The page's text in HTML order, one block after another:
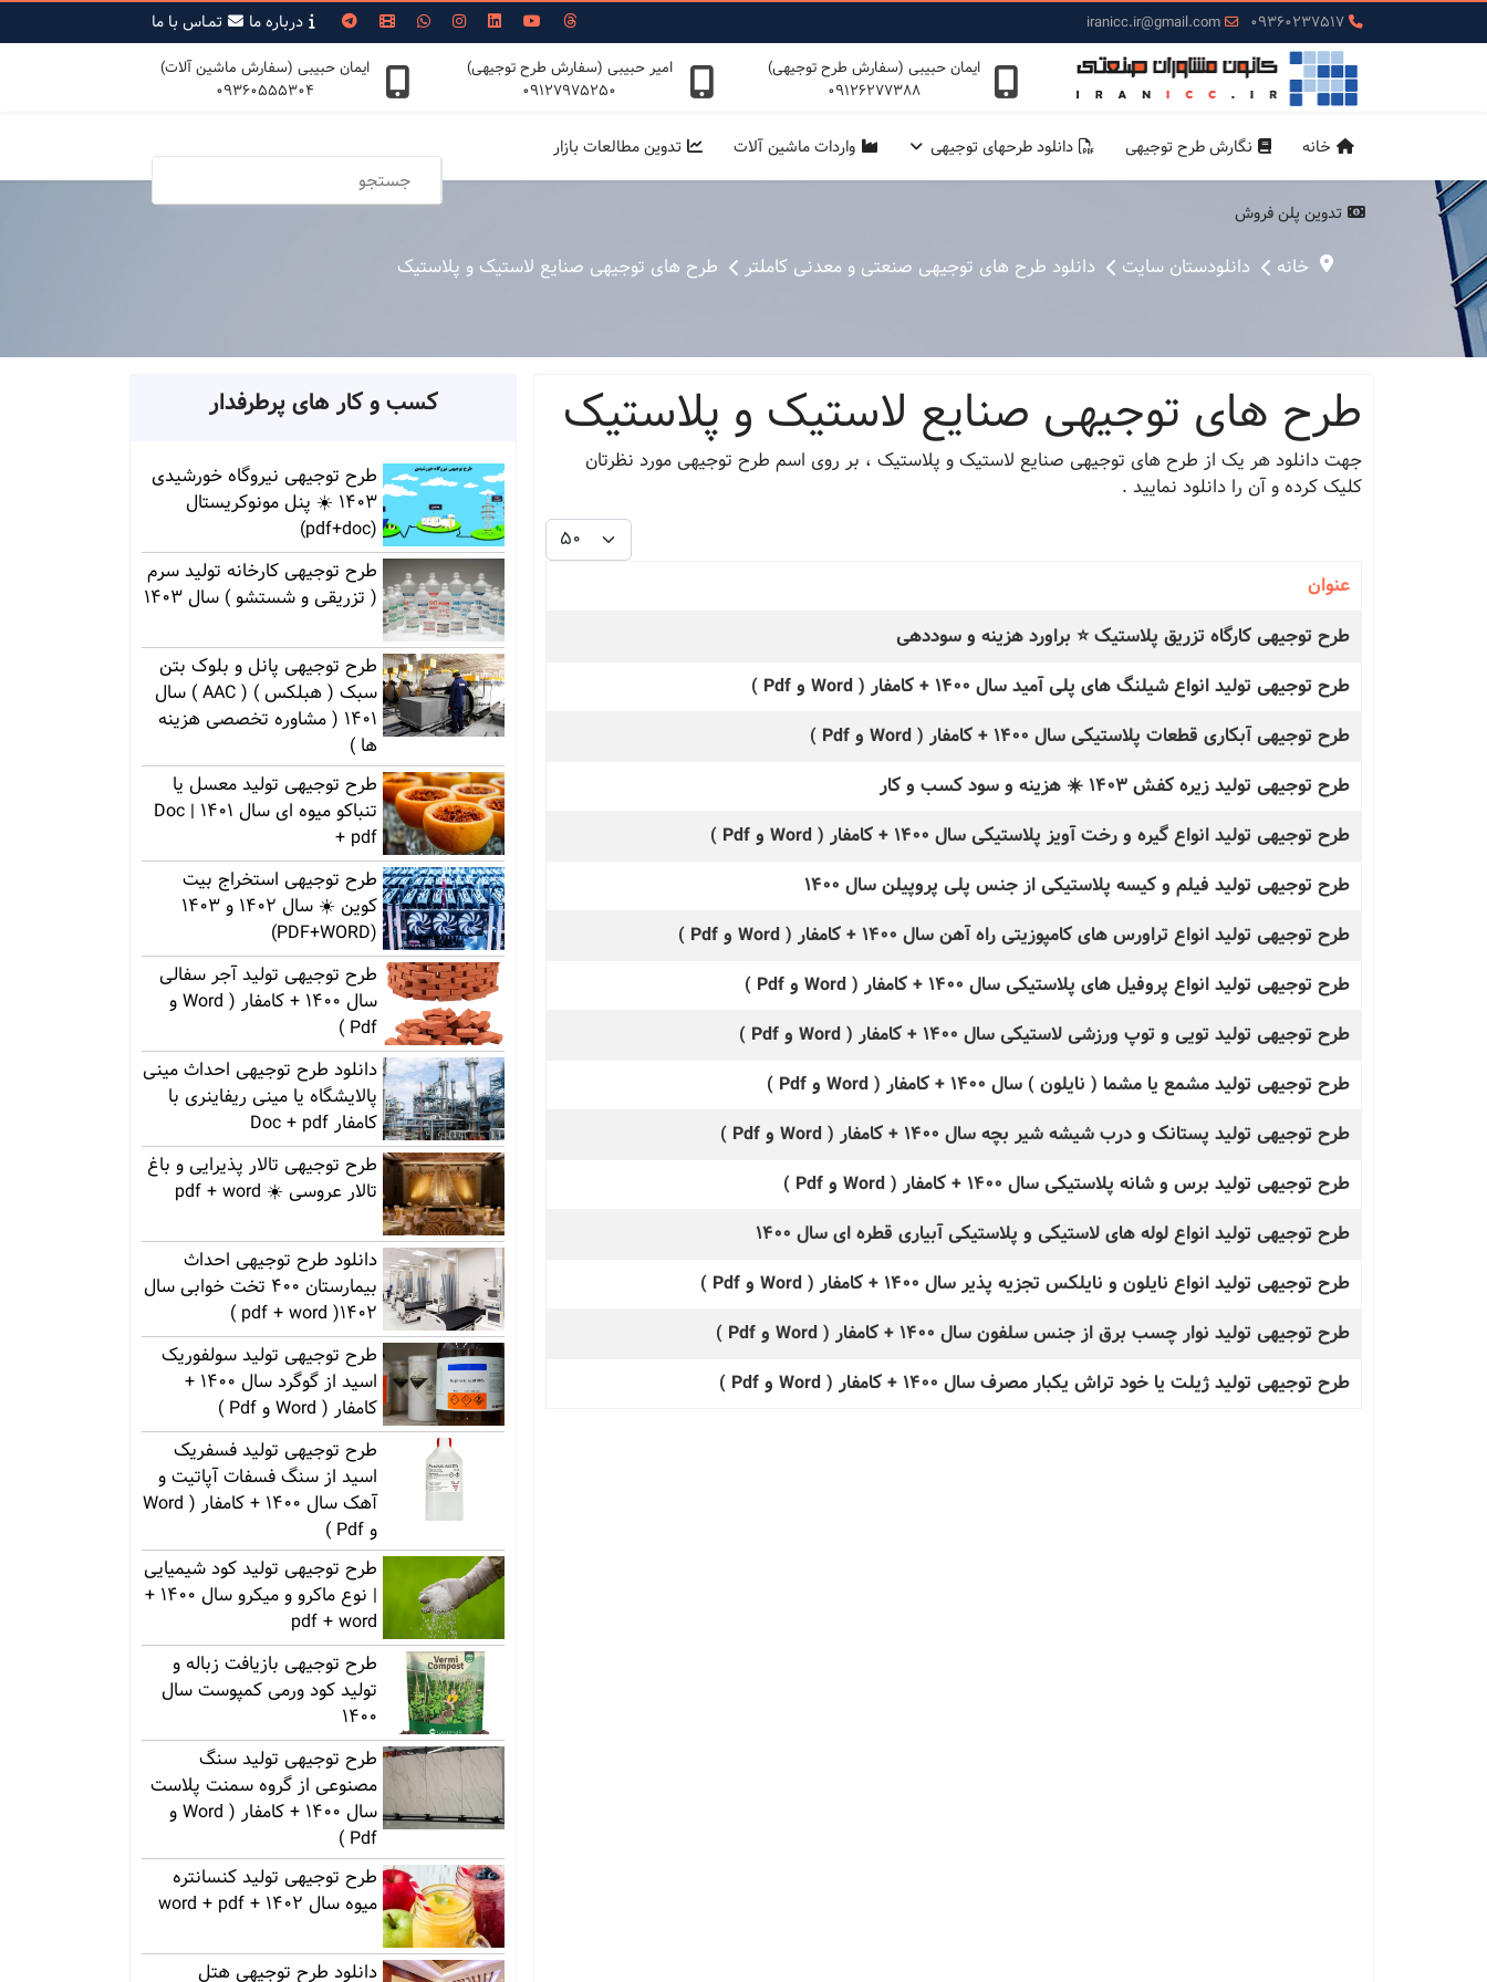
09360237517
iranicc.ir@gmail.com درباره ما تمـاس با ما
ایمان حبیبی (سفارش طرح توجیهی)
09126277388
امیر حبیبی (سفارش طرح توجیهی)
09127975250
ایمان حبیبی (سفارش ماشین آلات)
09360555304
خانه نگارش طرح توجیهی دانلود طرحهای توجیهی واردات ماشین آلات تدوین مطالعات بازار
تدوین پلن فروش
خانه دانلودستان سایت دانلود طرح های توجیهی صنعتی و معدنی کاملتر طرح های توجیهی صنایع لاستیک و پلاستیک
طرح های توجیهی صنایع لاستیک و پلاستیک
جهت دانلود هر یک از طرح های توجیهی صنایع لاستیک و پلاستیک ، بر روی اسم طرح توجیهی مورد نظرتان
کلیک کرده و آن را دانلود نمایید .
نمایش #
مقالات
عنوان
طرح توجیهی کارگاه تزریق پلاستیک ⭐ براورد هزینه و سوددهی
طرح توجیهی تولید انواع شیلنگ های پلی آمید سال 1400 + کامفار ( Word و Pdf )
طرح توجیهی آبکاری قطعات پلاستیکی سال 1400 + کامفار ( Word و Pdf )
طرح توجیهی تولید زیره کفش 1403 ☀️ هزینه و سود کسب و کار
طرح توجیهی تولید انواع گیره و رخت آویز پلاستیکی سال 1400 + کامفار ( Word و Pdf )
طرح توجیهی تولید فیلم و کیسه پلاستیکی از جنس پلی پروپیلن سال 1400
طرح توجیهی تولید انواع تراورس های کامپوزیتی راه آهن سال 1400 + کامفار ( Word و Pdf )
طرح توجیهی تولید انواع پروفیل های پلاستیکی سال 1400 + کامفار ( Word و Pdf )
طرح توجیهی تولید تویی و توپ ورزشی لاستیکی سال 1400 + کامفار ( Word و Pdf )
طرح توجیهی تولید مشمع یا مشما ( نایلون ) سال 1400 + کامفار ( Word و Pdf )
طرح توجیهی تولید پستانک و درب شیشه شیر بچه سال 1400 + کامفار ( Word و Pdf )
طرح توجیهی تولید برس و شانه پلاستیکی سال 1400 + کامفار ( Word و Pdf )
طرح توجیهی تولید انواع لوله های لاستیکی و پلاستیکی آبیاری قطره ای سال 1400
طرح توجیهی تولید انواع نایلون و نایلکس تجزیه پذیر سال 1400 + کامفار ( Word و Pdf )
طرح توجیهی تولید نوار چسب برق از جنس سلفون سال 1400 + کامفار ( Word و Pdf )
طرح توجیهی تولید ژیلت یا خود تراش یکبار مصرف سال 1400 + کامفار ( Word و Pdf )
کسب و کار های پرطرفدار
طرح توجیهی نیروگاه خورشیدی
1403 ☀️ پنل مونوکریستال
(pdf+doc)
طرح توجیهی کارخانه تولید سرم
( تزریقی و شستشو ) سال 1403
طرح توجیهی پانل و بلوک بتن
سبک ( هبلکس ) ( AAC ) سال
1401 ( مشاوره تخصصی هزینه
ها )
طرح توجیهی تولید معسل یا
تنباکو میوه ای سال 1401 | Doc
+ pdf
طرح توجیهی استخراج بیت
کوین ☀️ سال 1402 و 1403
(PDF+WORD)
طرح توجیهی تولید آجر سفالی
سال 1400 + کامفار ( Word و
Pdf )
دانلود طرح توجیهی احداث مینی
پالایشگاه یا مینی ریفاینری با
کامفار Doc + pdf
طرح توجیهی تالار پذیرایی و باغ
تالار عروسی ☀️ pdf + word
دانلود طرح توجیهی احداث
بیمارستان 400 تخت خوابی سال
1402( pdf + word )
طرح توجیهی تولید سولفوریک
اسید از گوگرد سال 1400 +
کامفار ( Word و Pdf )
طرح توجیهی تولید فسفریک
اسید از سنگ فسفات آپاتیت و
آهک سال 1400 + کامفار ( Word
و Pdf )
طرح توجیهی تولید کود شیمیایی
| نوع ماکرو و میکرو سال 1400 +
pdf + word
طرح توجیهی بازیافت زباله و
تولید کود ورمی کمپوست سال
1400
طرح توجیهی تولید سنگ
مصنوعی از گروه سمنت پلاست
سال 1400 + کامفار ( Word و
Pdf )
طرح توجیهی تولید کنسانتره
میوه سال 1402 + word + pdf
دانلود طرح توجیهی هتل